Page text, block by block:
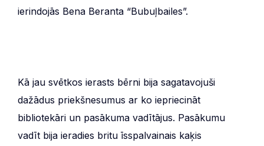
ierindojās Bena Beranta “Bubuļbailes”.
Kā jau svētkos ierasts bērni bija sagatavojuši
dažādus priekšnesumus ar ko iepriecināt
bibliotekāri un pasākuma vadītājus. Pasākumu
vadīt bija ieradies britu īsspalvainais kaķis